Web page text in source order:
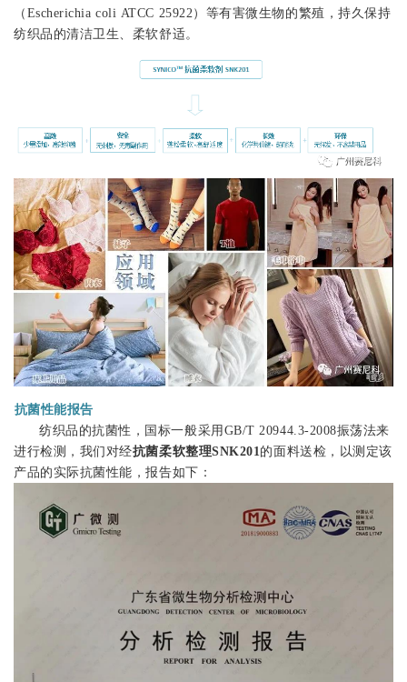
（Escherichia coli ATCC 25922）等有害微生物的繁殖，持久保持
纺织品的清洁卫生、柔软舒适。
抗菌性能报告
纺织品的抗菌性，国标一般采用GB/T 20944.3-2008振荡法来
进行检测，我们对经抗菌柔软整理SNK201的面料送检，以测定该
产品的实际抗菌性能，报告如下：